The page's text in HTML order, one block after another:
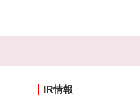
IR情報